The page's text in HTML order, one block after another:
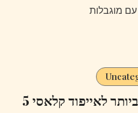
לאייפוד קלאסי